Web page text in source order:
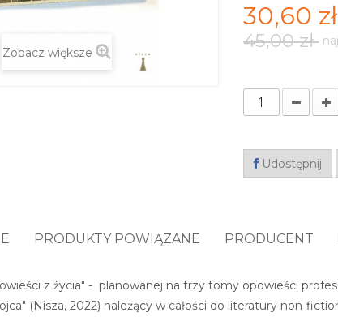
Zobacz większe
30,60 zł
45,00 zł
Udostępnij
PRODUKTY POWIĄZANE PRODUCENT
z życia" - planowanej na trzy tomy opowieści
(Nisza, 2022) należący w całości do literatury non-